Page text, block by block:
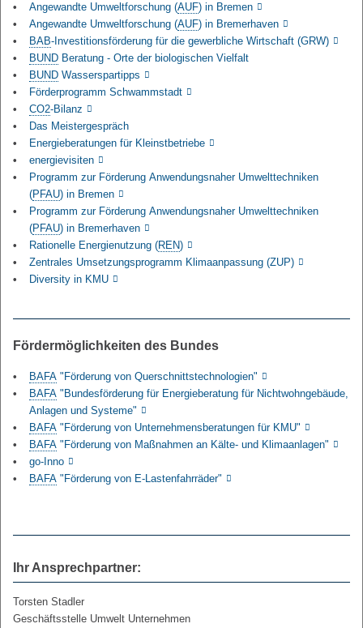
Angewandte Umweltforschung (AUF) in Bremen
Angewandte Umweltforschung (AUF) in Bremerhaven
BAB-Investitionsförderung für die gewerbliche Wirtschaft (GRW)
BUND Beratung - Orte der biologischen Vielfalt
BUND Wasserspartipps
Förderprogramm Schwammstadt
CO2-Bilanz
Das Meistergespräch
Energieberatungen für Kleinstbetriebe
energievisiten
Programm zur Förderung Anwendungsnaher Umwelttechniken
(PFAU) in Bremen
Programm zur Förderung Anwendungsnaher Umwelttechniken
(PFAU) in Bremerhaven
Rationelle Energienutzung (REN)
Zentrales Umsetzungsprogramm Klimaanpassung (ZUP)
Diversity in KMU
Fördermöglichkeiten des Bundes
BAFA "Förderung von Querschnittstechnologien"
BAFA "Bundesförderung für Energieberatung für Nichtwohngebäude,
Anlagen und Systeme"
BAFA "Förderung von Unternehmensberatungen für KMU"
BAFA "Förderung von Maßnahmen an Kälte- und Klimaanlagen"
go-Inno
BAFA "Förderung von E-Lastenfahrräder"
Ihr Ansprechpartner:
Torsten Stadler
Geschäftsstelle Umwelt Unternehmen